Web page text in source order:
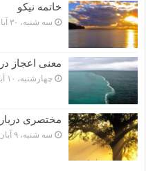
خاتمه نیکو
سه شنبه، ۳۰ آبان ۱۳۹۶
معنی اعجاز
چهارشنبه، ۱۰ آبان ۱۳۹۶
مختصرى
سه شنبه، ۹ آبان ۱۳۹۶